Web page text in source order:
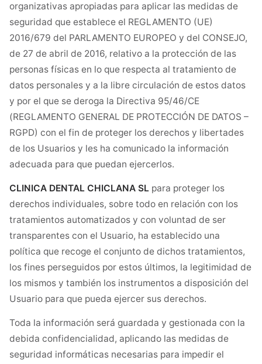
organizativas apropiadas para aplicar las medidas de
seguridad que establece el REGLAMENTO (UE)
2016/679 del PARLAMENTO EUROPEO y del CONSEJO,
de 27 de abril de 2016, relativo a la protección de las
personas físicas en lo que respecta al tratamiento de
datos personales y a la libre circulación de estos datos
y por el que se deroga la Directiva 95/46/CE
(REGLAMENTO GENERAL DE PROTECCIÓN DE DATOS –
RGPD) con el fin de proteger los derechos y libertades
de los Usuarios y les ha comunicado la información
adecuada para que puedan ejercerlos.
CLINICA DENTAL CHICLANA SL para proteger los
derechos individuales, sobre todo en relación con los
tratamientos automatizados y con voluntad de ser
transparentes con el Usuario, ha establecido una
política que recoge el conjunto de dichos tratamientos,
los fines perseguidos por estos últimos, la legitimidad de
los mismos y también los instrumentos a disposición del
Usuario para que pueda ejercer sus derechos.
Toda la información será guardada y gestionada con la
debida confidencialidad, aplicando las medidas de
seguridad informáticas necesarias para impedir el